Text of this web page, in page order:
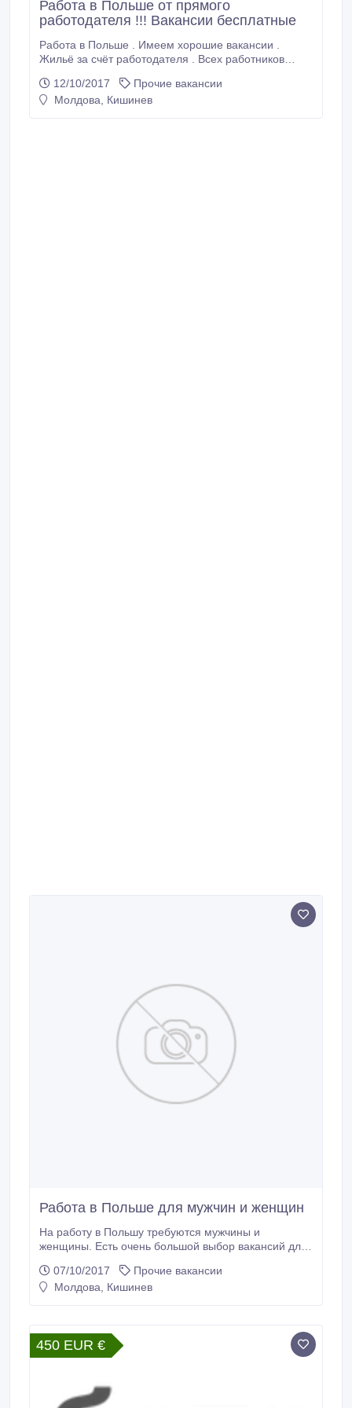
Работа в Польше от прямого
работодателя !!! Вакансии бесплатные
Работа в Польше . Имеем хорошие вакансии .
Жильё за счёт работодателя . Всех работников
Жильё в близи работы ! Работа легальная .Тел:
viber, whats app - +48513752328.
12/10/2017
Прочие вакансии
Молдова, Кишинев
Работа в Польше для мужчин и женщин
На работу в Польшу требуются мужчины и
женщины. Есть очень большой выбор вакансий для
предоставляется. РАБОТУ ПОЛУЧАЕТЕ
НАПРЯМУЮ БЕЗ МОЛДАВСКИХ ПОСРЕДНИКОВ!!!
+48880116217 viber.
07/10/2017
Прочие вакансии
Молдова, Кишинев
450 EUR €